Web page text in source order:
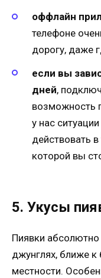
оффлайн
телефоне
дорогу, даже
если вы
дней,
возможность
у нас
действовать
которой вы
5. Укусы
Пиявки абсолютно
джунглях, ближе к
местности.